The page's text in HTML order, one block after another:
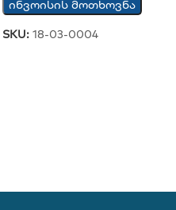
ინვოისის მოთხოვნა
SKU: 18-03-0004